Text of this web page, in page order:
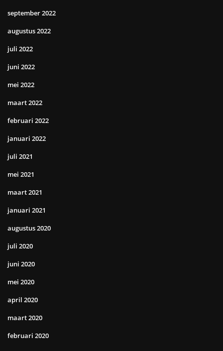
september 2022
augustus 2022
juli 2022
juni 2022
mei 2022
maart 2022
februari 2022
januari 2022
juli 2021
mei 2021
maart 2021
januari 2021
augustus 2020
juli 2020
juni 2020
mei 2020
april 2020
maart 2020
februari 2020